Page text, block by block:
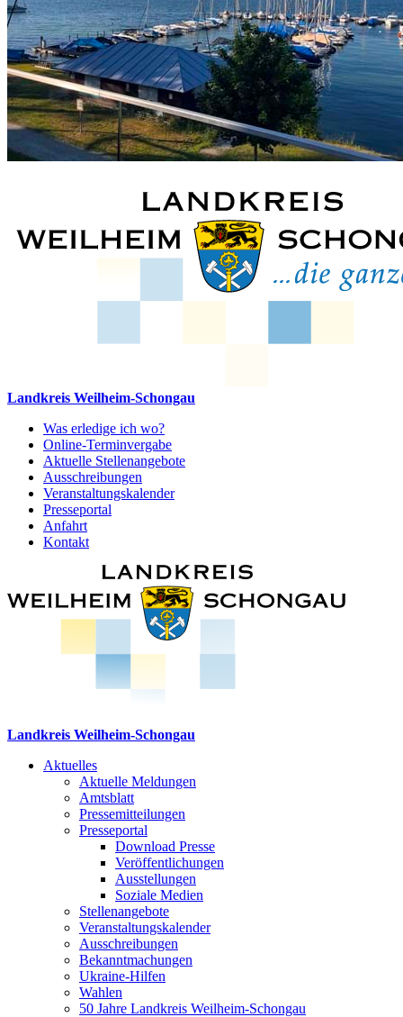
Landkreis Weilheim-Schongau
Was erledige ich wo?
Online-Terminvergabe
Aktuelle Stellenangebote
Ausschreibungen
Veranstaltungskalender
Presseportal
Anfahrt
Kontakt
Landkreis Weilheim-Schongau
Aktuelles
Aktuelle Meldungen
Amtsblatt
Pressemitteilungen
Presseportal
Download Presse
Veröffentlichungen
Ausstellungen
Soziale Medien
Stellenangebote
Veranstaltungskalender
Ausschreibungen
Bekanntmachungen
Ukraine-Hilfen
Wahlen
50 Jahre Landkreis Weilheim-Schongau